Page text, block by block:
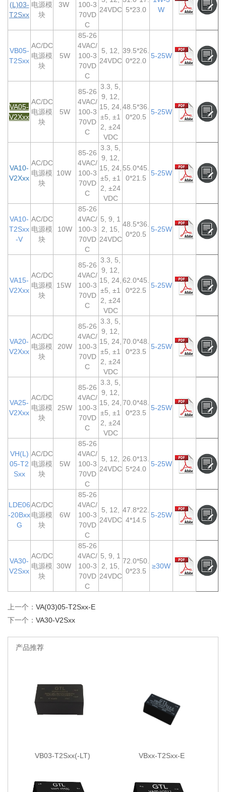
(L)03-
T2Sxx
电源模
块
3W
100-3
70VD
C
24VDC 5*23.0
W
VB05-
T2Sxx
AC/DC
电源模
块
5W
85-26
4VAC/
100-3
70VD
C
5, 12,
24VDC
39.5*26.
0*22.0
5-25W
VA05-
V2Xxx
AC/DC
电源模
块
5W
85-26
4VAC/
100-3
70VD
C
3.3, 5,
9, 12,
15, 24,
±5, ±1
2, ±24
VDC
48.5*36.
0*20.5
5-25W
VA10-
V2Xxx
AC/DC
电源模
块
10W
85-26
4VAC/
100-3
70VD
C
3.3, 5,
9, 12,
15, 24,
±5, ±1
2, ±24
VDC
55.0*45.
0*21.5
5-25W
VA10-
T2Sxx
-V
AC/DC
电源模
块
10W
85-26
4VAC/
100-3
70VD
C
5, 9, 1
2, 15,
24VDC
48.5*36.
0*20.5
5-25W
VA15-
V2Xxx
AC/DC
电源模
块
15W
85-26
4VAC/
100-3
70VD
C
3.3, 5,
9, 12,
15, 24,
±5, ±1
2, ±24
VDC
62.0*45.
0*22.5
5-25W
VA20-
V2Xxx
AC/DC
电源模
块
20W
85-26
4VAC/
100-3
70VD
C
3.3, 5,
9, 12,
15, 24,
±5, ±1
2, ±24
VDC
70.0*48.
0*23.5
5-25W
VA25-
V2Xxx
AC/DC
电源模
块
25W
85-26
4VAC/
100-3
70VD
C
3.3, 5,
9, 12,
15, 24,
±5, ±1
2, ±24
VDC
70.0*48.
0*23.5
5-25W
VH(L)
05-T2
Sxx
AC/DC
电源模
块
5W
85-26
4VAC/
100-3
70VD
C
5, 12,
24VDC
26.0*13.
5*24.0
5-25W
LDE06
-20Bxx
G
AC/DC
电源模
块
6W
85-26
4VAC/
100-3
70VD
C
5, 12,
24VDC
47.8*22.
4*14.5
5-25W
VA30-
V2Sxx
AC/DC
电源模
块
30W
85-26
4VAC/
100-3
70VD
C
5, 9, 1
2, 15,
24VDC
72.0*50.
0*23.5
≥30W
上一个： VA(03)05-T2Sxx-E
下一个： VA30-V2Sxx
产品推荐
VB03-T2Sxx(-LT) VBxx-T2Sxx-E